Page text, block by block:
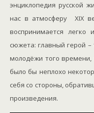
энциклопедия русской
нас в атмосферу ХIХ
воспринимается легко
сюжета: главный герой –
молодёжи того
было бы неплохо
себя со стороны,
произведения.